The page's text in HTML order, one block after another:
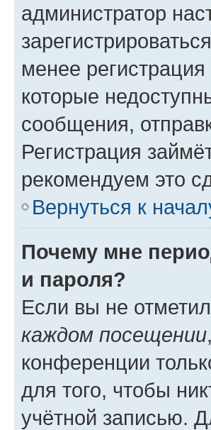
администратор
менее
которые
сообщения,
Регистрация
рекомендуем это
Вернуться к
Почему мне
и пароля?
Если вы не
каждом посещении
конференции
для того, чтобы
учётной записью.